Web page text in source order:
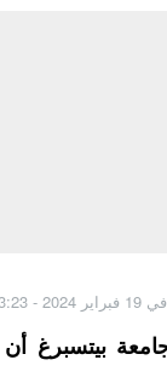
- 3:23 م
بيتسبرغ أن